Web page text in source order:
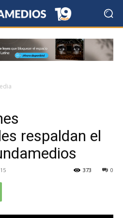
respaldan el
0
373